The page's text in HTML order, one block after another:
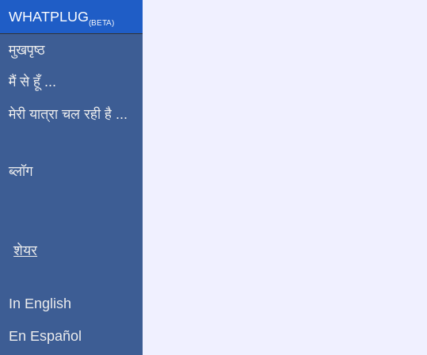
WHATPLUG(ΒETA)
मुखपृष्ठ
मैं से हूँ ...
मेरी यात्रा चल रही है ...
ब्लॉग
शेयर
In English
En Español